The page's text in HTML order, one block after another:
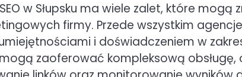
w Słupsku ma wiele zalet, które mogą
firmy. Przede wszystkim
i doświadczeniem w
zaoferować kompleksową obsługę,